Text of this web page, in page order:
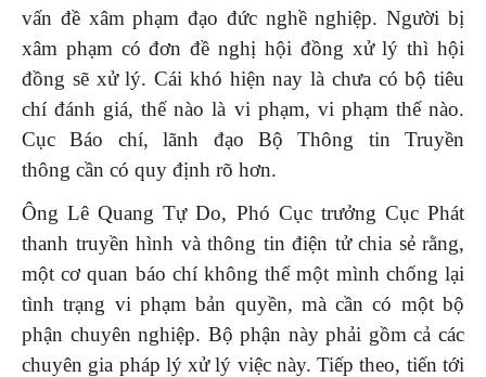
vấn đề xâm phạm đạo đức nghề nghiệp. Người bị
xâm phạm có đơn đề nghị hội đồng xử lý thì hội
đồng sẽ xử lý. Cái khó hiện nay là chưa có bộ tiêu
chí đánh giá, thế nào là vi phạm, vi phạm thế nào.
Cục Báo chí, lãnh đạo Bộ Thông tin Truyền
thông cần có quy định rõ hơn.
Ông Lê Quang Tự Do, Phó Cục trưởng Cục Phát
thanh truyền hình và thông tin điện tử chia sẻ rằng,
một cơ quan báo chí không thể một mình chống lại
tình trạng vi phạm bản quyền, mà cần có một bộ
phận chuyên nghiệp. Bộ phận này phải gồm cả các
chuyên gia pháp lý xử lý việc này. Tiếp theo, tiến tới